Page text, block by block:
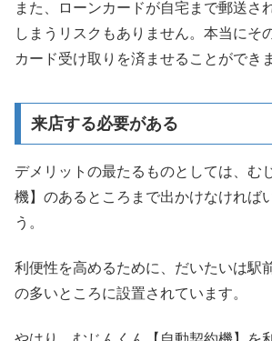
また、ローンカードが自宅まで郵送さ
しまうリスクもありません。本当にそ
カード受け取りを済ませることができ
来店する必要がある
デメリットの最たるものとしては、む
機】のあるところまで出かけなければ
う。
利便性を高めるために、だいたいは駅
の多いところに設置されています。